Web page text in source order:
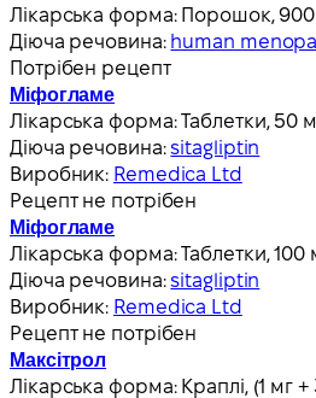
Лікарська форма: Порошок,
Діюча речовина: human
Потрібен рецепт
Міфогламе
Лікарська форма:Таблетки, 50
Діюча речовина:sitagliptin
Виробник: Remedica Ltd
Рецепт не потрібен
Міфогламе
Лікарська форма:Таблетки, 100
Діюча речовина:sitagliptin
Виробник: Remedica Ltd
Рецепт не потрібен
Максітрол
Лікарська форма: Краплі, (1 мг